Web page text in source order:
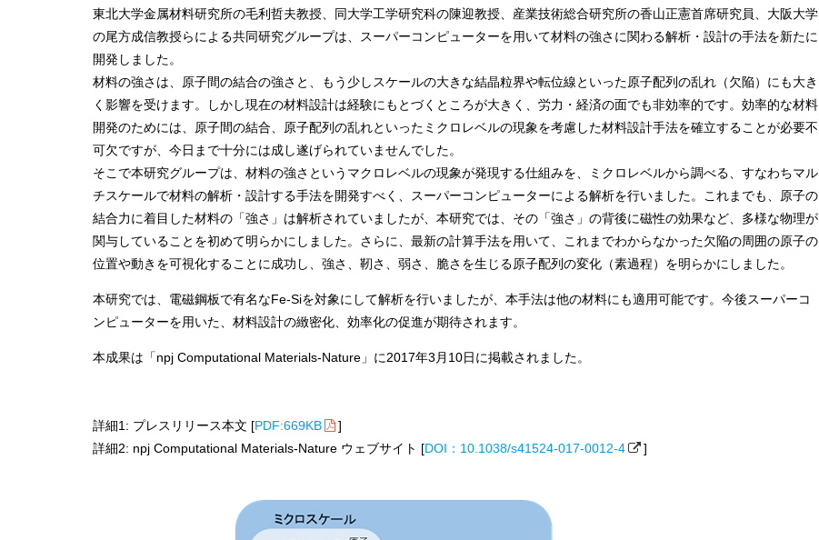
東北大学金属材料研究所の毛利哲夫教授、同大学工学研究科の陳迎教授、産業技術総合研究所の香山正憲首席研究員、大阪大学
の尾方成信教授らによる共同研究グループは、スーパーコンピューターを用いて材料の強さに関わる解析・設計の手法を新たに
開発しました。
材料の強さは、原子間の結合の強さと、もう少しスケールの大きな結晶粒界や転位線といった原子配列の乱れ（欠陥）にも大き
く影響を受けます。しかし現在の材料設計は経験にもとづくところが大きく、労力・経済の面でも非効率的です。効率的な材料
開発のためには、原子間の結合、原子配列の乱れといったミクロレベルの現象を考慮した材料設計手法を確立することが必要不
可欠ですが、今日まで十分には成し遂げられていませんでした。
そこで本研究グループは、材料の強さというマクロレベルの現象が発現する仕組みを、ミクロレベルから調べる、すなわちマル
チスケールで材料の解析・設計する手法を開発すべく、スーパーコンピューターによる解析を行いました。これまでも、原子の
結合力に着目した材料の「強さ」は解析されていましたが、本研究では、その「強さ」の背後に磁性の効果など、多様な物理が
関与していることを初めて明らかにしました。さらに、最新の計算手法を用いて、これまでわからなかった欠陥の周囲の原子の
位置や動きを可視化することに成功し、強さ、靭さ、弱さ、脆さを生じる原子配列の変化（素過程）を明らかにしました。
本研究では、電磁鋼板で有名なFe-Siを対象にして解析を行いましたが、本手法は他の材料にも適用可能です。今後スーパーコ
ンピューターを用いた、材料設計の緻密化、効率化の促進が期待されます。
本成果は「npj Computational Materials-Nature」に2017年3月10日に掲載されました。
詳細1: プレスリリース本文 [PDF:669KB
]
詳細2: npj Computational Materials-Nature ウェブサイト [DOI：10.1038/s41524-017-0012-4 ]